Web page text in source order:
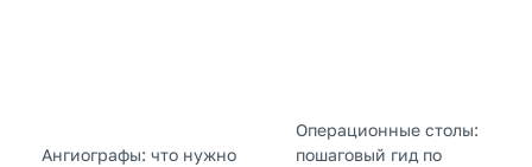
Ангиографы: что нужно
Операционные столы:
пошаговый гид по